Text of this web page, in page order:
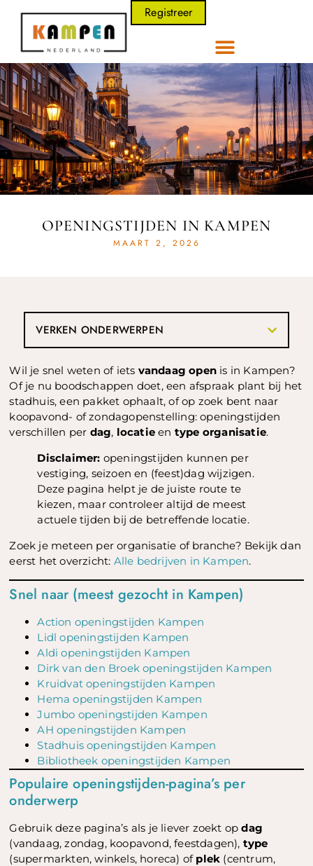
Registreer
OPENINGSTIJDEN IN KAMPEN
MAART 2, 2026
Wil je snel weten of iets vandaag open is in Kampen?
Of je nu boodschappen doet, een afspraak plant bij het
stadhuis, een pakket ophaalt, of op zoek bent naar
koopavond- of zondagopenstelling: openingstijden
verschillen per dag, locatie en type organisatie.
Disclaimer: openingstijden kunnen per
vestiging, seizoen en (feest)dag wijzigen.
Deze pagina helpt je de juiste route te
kiezen, maar controleer altijd de meest
actuele tijden bij de betreffende locatie.
Zoek je meteen per organisatie of branche? Bekijk dan
eerst het overzicht: Alle bedrijven in Kampen.
Snel naar (meest gezocht in Kampen)
Action openingstijden Kampen
Lidl openingstijden Kampen
Aldi openingstijden Kampen
Dirk van den Broek openingstijden Kampen
Kruidvat openingstijden Kampen
Hema openingstijden Kampen
Jumbo openingstijden Kampen
AH openingstijden Kampen
Stadhuis openingstijden Kampen
Bibliotheek openingstijden Kampen
Populaire openingstijden-pagina’s per
onderwerp
Gebruik deze pagina’s als je liever zoekt opdag
(vandaag, zondag, koopavond, feestdagen), type
(supermarkten, winkels, horeca) of plek (centrum,
VERKEN ONDERWERPEN